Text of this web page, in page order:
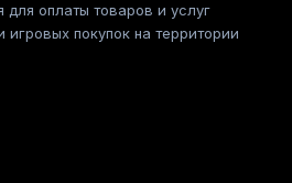
оплаты товаров и услуг
игровых покупок на территории